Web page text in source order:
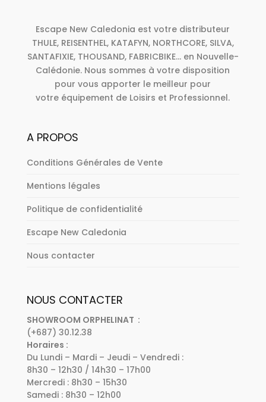
Escape New Caledonia est votre distributeur
THULE, REISENTHEL, KATAFYN, NORTHCORE, SILVA,
SANTAFIXIE, THOUSAND, FABRICBIKE... en Nouvelle-
Calédonie. Nous sommes à votre disposition
pour vous apporter le meilleur pour
votre équipement de Loisirs et Professionnel.
A PROPOS
Conditions Générales de Vente
Mentions légales
Politique de confidentialité
Escape New Caledonia
Nous contacter
NOUS CONTACTER
SHOWROOM ORPHELINAT :
(+687) 30.12.38
Horaires :
Du Lundi – Mardi – Jeudi – Vendredi :
8h30 – 12h30 / 14h30 – 17h00
Mercredi : 8h30 – 15h30
Samedi : 8h30 – 12h00